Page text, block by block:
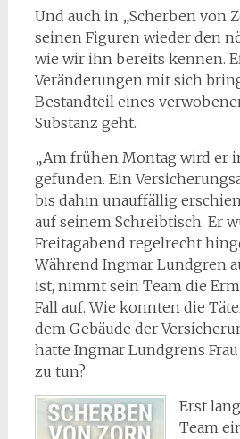
Und auch in „Scherben von
seinen Figuren wieder den
wie wir ihn bereits kennen.
Veränderungen mit sich
Bestandteil eines
Substanz geht.
„Am frühen Montag wird er
gefunden. Ein
bis dahin unauffällig
auf seinem Schreibtisch. Er
Freitagabend regelrecht
Während Ingmar Lundgren
ist, nimmt sein Team die
Fall auf. Wie konnten die
dem Gebäude der
hatte Ingmar Lundgrens
zu tun?
Erst
Team